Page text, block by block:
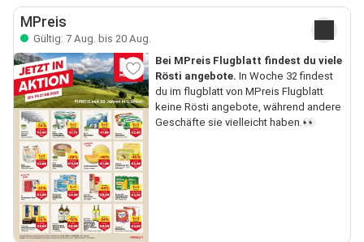
MPreis
Gültig: 7 Aug. bis 20 Aug.
Bei MPreis Flugblatt findest du viele
Rösti angebote. In Woche 32 findest
du im flugblatt von MPreis Flugblatt
keine Rösti angebote, während andere
Geschäfte sie vielleicht haben.👀